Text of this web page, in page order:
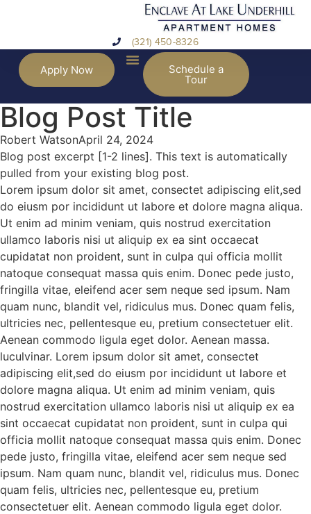
(321) 450-8326
Apply Now Schedule a
Tour
Blog Post Title
Robert WatsonApril 24, 2024
Blog post excerpt [1-2 lines]. This text is automatically
pulled from your existing blog post.
Lorem ipsum dolor sit amet, consectet adipiscing elit,sed
do eiusm por incididunt ut labore et dolore magna aliqua.
Ut enim ad minim veniam, quis nostrud exercitation
ullamco laboris nisi ut aliquip ex ea sint occaecat
cupidatat non proident, sunt in culpa qui officia mollit
natoque consequat massa quis enim. Donec pede justo,
fringilla vitae, eleifend acer sem neque sed ipsum. Nam
quam nunc, blandit vel, ridiculus mus. Donec quam felis,
ultricies nec, pellentesque eu, pretium consectetuer elit.
Aenean commodo ligula eget dolor. Aenean massa.
luculvinar. Lorem ipsum dolor sit amet, consectet
adipiscing elit,sed do eiusm por incididunt ut labore et
dolore magna aliqua. Ut enim ad minim veniam, quis
nostrud exercitation ullamco laboris nisi ut aliquip ex ea
sint occaecat cupidatat non proident, sunt in culpa qui
officia mollit natoque consequat massa quis enim. Donec
pede justo, fringilla vitae, eleifend acer sem neque sed
ipsum. Nam quam nunc, blandit vel, ridiculus mus. Donec
quam felis, ultricies nec, pellentesque eu, pretium
consectetuer elit. Aenean commodo ligula eget dolor.